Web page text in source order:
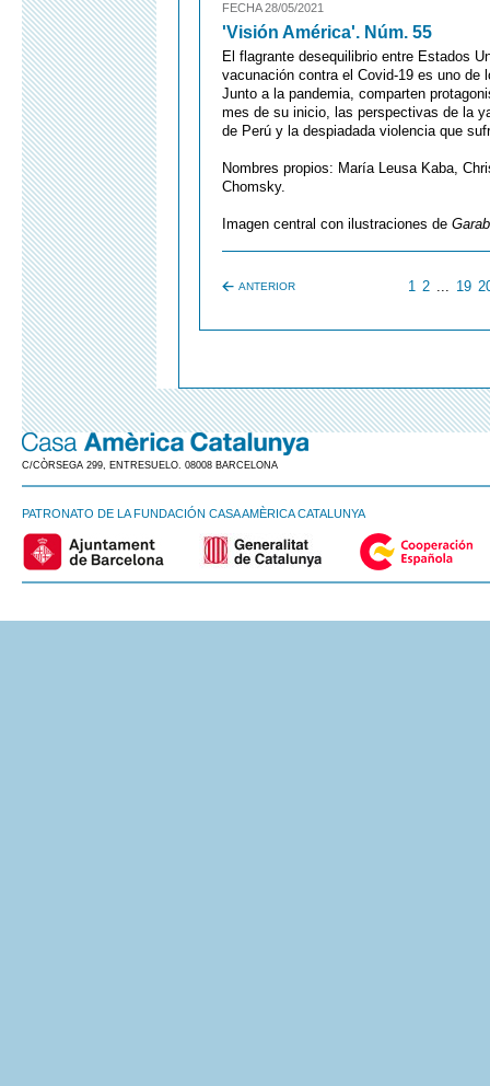
FECHA 28/05/2021
'Visión América'. Núm. 55
El flagrante desequilibrio entre Estados
vacunación contra el Covid-19 es uno
Junto a la pandemia, comparten
mes de su inicio, las perspectivas de la
de Perú y la despiadada violencia que
Nombres propios: María Leusa Kaba,
Chomsky.
Imagen central con ilustraciones de
ANTERIOR 1 2 ... 19
C/CÒRSEGA 299, ENTRESUELO. 08008 BARCELONA
PATRONATO DE LA FUNDACIÓN CASA AMÈRICA CATALUNYA